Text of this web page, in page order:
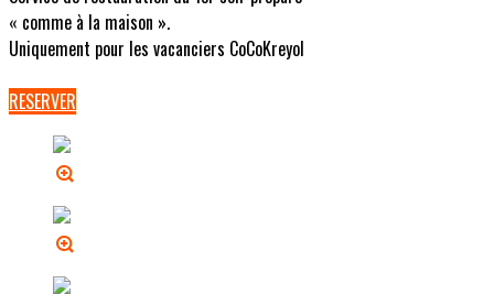
« comme à la maison ».
Uniquement pour les vacanciers CoCoKreyol
RESERVER